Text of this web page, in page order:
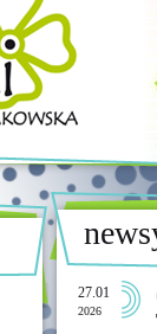
27.01
2026